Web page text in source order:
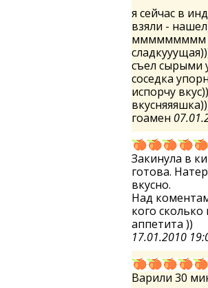
я сейчас в
взяли -
ммммммммм -
съел сырыми
соседка
испорчу
гоамен
Закинула в
готова.
вкусно.
Над
кого
аппетита ))
17.01.2010
Варили 30